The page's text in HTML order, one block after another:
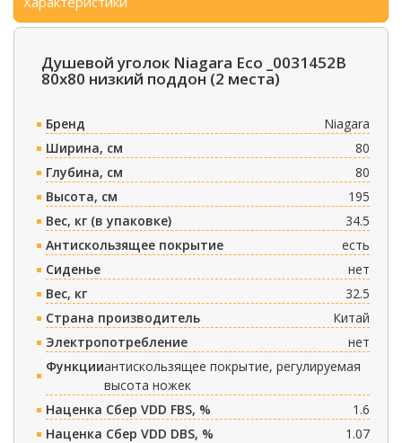
Душевой уголок Niagara Eco _0031452B
80х80 низкий поддон (2 места)
Бренд
Niagara
Ширина, см
80
Глубина, см
80
Высота, см
195
Вес, кг (в упаковке)
34.5
Антискользящее покрытие
есть
Сиденье
нет
Вес, кг
32.5
Страна производитель
Китай
Электропотребление
нет
Функцииантискользящее покрытие, регулируемая
высота ножек
Наценка Сбер VDD FBS, %
1.6
Наценка Сбер VDD DBS, %
1.07